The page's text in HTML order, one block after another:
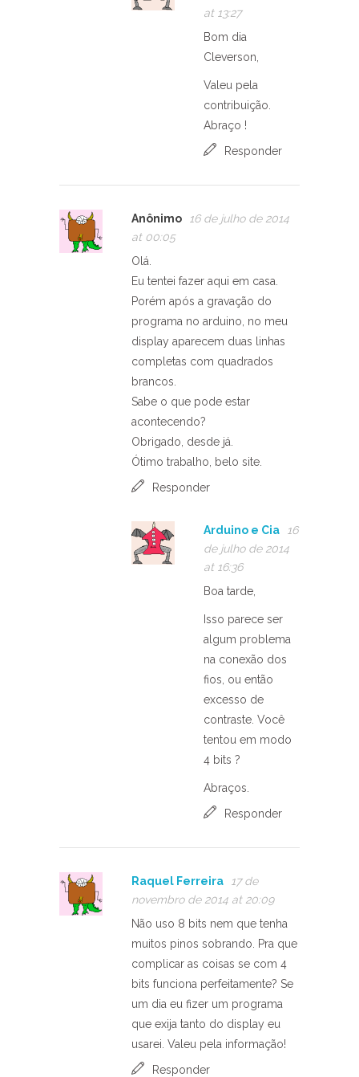
at 13:27
Bom dia
Cleverson,
Valeu pela
contribuição.
Abraço !
Responder
Anônimo
16 de julho de 2014
at 00:05
Olá.
Eu tentei fazer aqui em casa.
Porém após a gravação do
programa no arduino, no meu
display aparecem duas linhas
completas com quadrados
brancos.
Sabe o que pode estar
acontecendo?
Obrigado, desde já.
Ótimo trabalho, belo site.
Responder
Arduino e Cia
16
de julho de 2014
at 16:36
Boa tarde,
Isso parece ser
algum problema
na conexão dos
fios, ou então
excesso de
contraste. Você
tentou em modo
4 bits ?
Abraços.
Responder
Raquel Ferreira
17 de
novembro de 2014 at 20:09
Não uso 8 bits nem que tenha
muitos pinos sobrando. Pra que
complicar as coisas se com 4
bits funciona perfeitamente? Se
um dia eu fizer um programa
que exija tanto do display eu
usarei. Valeu pela informação!
Responder